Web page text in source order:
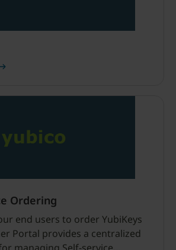
Ordering
end users to order YubiKeys
Portal provides a centralized